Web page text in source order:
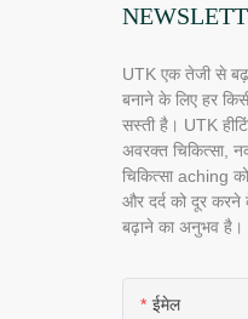
UTK एक तेजी से बढ़
बनाने के लिए हर
सस्ती है। UTK
अवरक्त चिकित्सा,
चिकित्सा aching
और दर्द को दूर
बढ़ाने का अनुभव है।
ईमेल